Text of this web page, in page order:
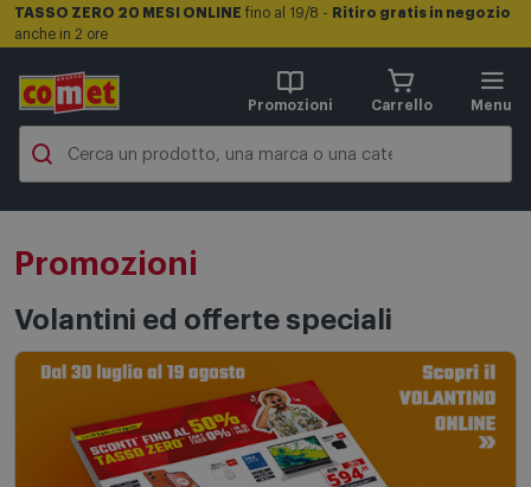
TASSO ZERO 20 MESI ONLINE fino al 19/8 - Ritiro gratis in negozio
anche in 2 ore
Promozioni Carrello Menu
Promozioni
Volantini ed offerte speciali